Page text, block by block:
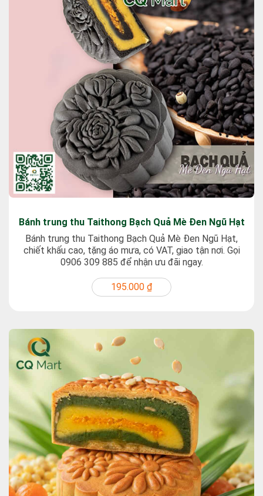
Bánh trung thu Taithong Bạch Quả Mè Đen Ngũ Hạt
Bánh trung thu Taithong Bạch Quả Mè Đen Ngũ Hạt,
chiết khấu cao, tặng áo mưa, có VAT, giao tận nơi. Gọi
0906 309 885 để nhận ưu đãi ngay.
195.000 ₫